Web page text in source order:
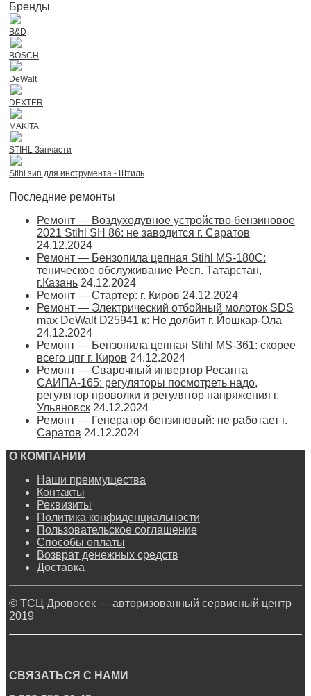
Бренды
B&D
BOSCH
DeWalt
DEXTER
MAKITA
STIHL Запчасти
Stihl зип для инструмента - Штиль
Последние ремонты
Ремонт — Воздуходувное устройство бензиновое
2021 Stihl SH 86: не заводится г. Саратов
24.12.2024
Ремонт — Бензопила цепная Stihl MS-180С:
теническое обслуживание Респ. Татарстан,
г.Казань 24.12.2024
Ремонт — Стартер: г. Киров 24.12.2024
Ремонт — Электрический отбойный молоток SDS
max DeWalt D25941 к: Не долбит г. Йошкар-Ола
24.12.2024
Ремонт — Бензопила цепная Stihl MS-361: скорее
всего цпг г. Киров 24.12.2024
Ремонт — Сварочный инвертор Ресанта
САИПА-165: регуляторы посмотреть надо,
регулятор проволки и регулятор напряжения г.
Ульяновск 24.12.2024
Ремонт — Генератор бензиновый: не работает г.
Саратов 24.12.2024
О КОМПАНИИ
Наши преимущества
Контакты
Реквизиты
Политика конфиденциальности
Пользовательское соглашение
Способы оплаты
Возврат денежных средств
Доставка
© ТСЦ Дровосек — авторизованный сервисный центр
2019
СВЯЗАТЬСЯ С НАМИ